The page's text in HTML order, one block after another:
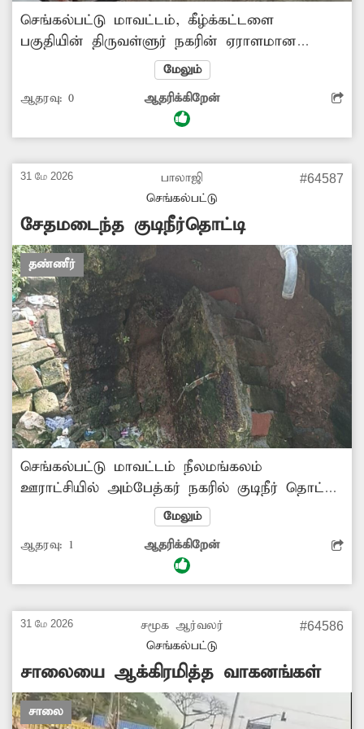
செங்கல்பட்டு மாவட்டம், கீழ்க்கட்டளை
பகுதியின் திருவள்ளுர் நகரின் ஏராளமான
தெருநாய்கள் சுற்றித்திரிகின்றன. இவை அந்த
வழியாக நடந்து செல்லும்
பொதுமக்களையும்,வாகன ஓட்டிகளையும் துரத்தி
கடிக்க பாய்கின்றன. இதனால் மக்கள்
எனவே சம்பந்தப்பட்ட மாநகராட்சி துறை
அதிகாரிகள் நடவடிக்கை எடுக்கவேண்டி
அப்பகுதி மக்கள் கோரிக்கை வைக்கின்றனர்.
மேலும்
ஆதரவு: 0 ஆதரிக்கிறேன்
31 மே 2026
பாலாஜி
செங்கல்பட்டு
#64587
சேதமடைந்த குடிநீர்தொட்டி
தண்ணீர்
செங்கல்பட்டு மாவட்டம் நீலமங்கலம்
ஊராட்சியில் அம்பேத்கர் நகரில் குடிநீர் தொட்டி
உள்ளது. இந்த தொட்டியின் அடித்தளம்
சேதமடைந்து உள்ளது. இதனால் குடிநீர்
தொட்டி கீழே விழும் அபாய நிலையில்
உள்ளது. எனவே சம்பந்தப்பட்ட மாநகராட்சி
எடுக்கவேண்டு அப்பகுதி மக்கள் கோரிக்கை
மேலும்
ஆதரவு: 1 ஆதரிக்கிறேன்
31 மே 2026
சமூக ஆர்வலர்
செங்கல்பட்டு
#64586
சாலையை ஆக்கிரமித்த வாகனங்கள்
சாலை